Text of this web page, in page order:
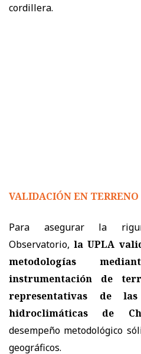
cordillera.
VALIDACIÓN EN TERRENO
Para asegurar la
Observatorio, la UPLA
metodologías
instrumentación de
representativas de
hidroclimáticas de
desempeño metodológico
geográficos.